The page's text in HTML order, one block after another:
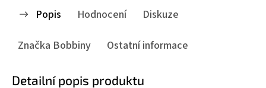
Popis Hodnocení
Diskuze
Značka Bobbiny Ostatní informace
Detailní popis produktu